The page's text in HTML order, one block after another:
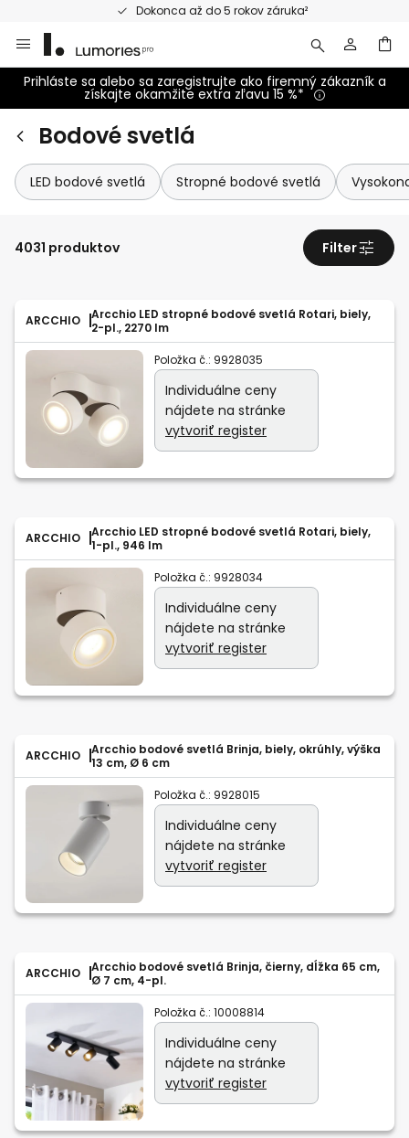
Dokonca až do 5 rokov záruka²
Content
Prihláste sa alebo sa zaregistrujte ako firemný zákazník a
získajte okamžite extra zľavu 15 %*
Bodové svetlá
LED bodové svetlá Stropné bodové svetlá
ARCCHIO
Arcchio LED stropné bodové svetlá Rotari, biely,
2-pl., 2270 lm
Položka č.: 9928035
Individuálne ceny
nájdete na stránke
vytvoriť register
ARCCHIO
Arcchio LED stropné bodové svetlá Rotari, biely,
1-pl., 946 lm
Položka č.: 9928034
Individuálne ceny
nájdete na stránke
vytvoriť register
ARCCHIO
Arcchio bodové svetlá Brinja, biely, okrúhly, výška
13 cm, Ø 6 cm
Položka č.: 9928015
Individuálne ceny
nájdete na stránke
vytvoriť register
ARCCHIO
Arcchio bodové svetlá Brinja, čierny, dĺžka 65 cm,
Ø 7 cm, 4-pl.
Položka č.: 10008814
Individuálne ceny
nájdete na stránke
vytvoriť register
4031 produktov Filter